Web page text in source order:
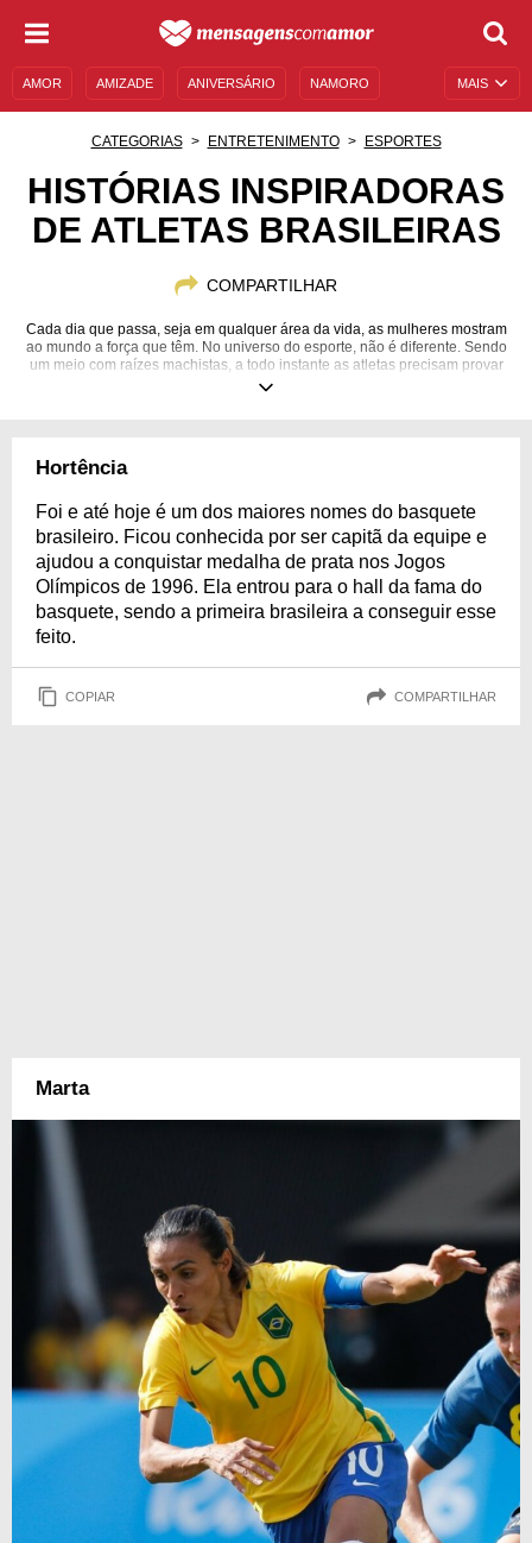
MAIS
AMOR AMIZADE ANIVERSÁRIO NAMORO
UNIVERSO FEMININO
MENSAGENS E FRASES MENSAGENS DE ANIVERSÁRIO
CATEGORIAS ENTRETENIMENTO ESPORTES
HISTÓRIAS INSPIRADORAS
DE ATLETAS BRASILEIRAS
COMPARTILHAR
Cada dia que passa, seja em qualquer área da vida, as mulheres mostram
ao mundo a força que têm. No universo do esporte, não é diferente. Sendo
um meio com raízes machistas, a todo instante as atletas precisam provar
o valor e a capacidade que carregam dentro de si mesmas, vencendo a
inspiradoras de atletas brasileiras para você conhecer e se motivar. É
Hortência
Foi e até hoje é um dos maiores nomes do basquete
brasileiro. Ficou conhecida por ser capitã da equipe e
ajudou a conquistar medalha de prata nos Jogos
Olímpicos de 1996. Ela entrou para o hall da fama do
basquete, sendo a primeira brasileira a conseguir esse
feito.
COPIAR COMPARTILHAR
Marta